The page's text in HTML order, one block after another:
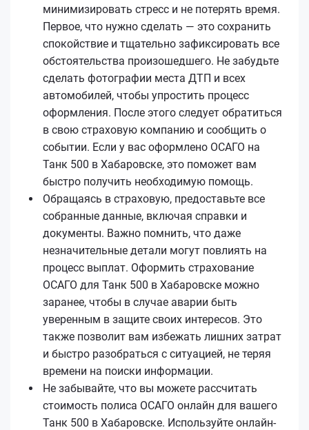
минимизировать стресс и не потерять время.
Первое, что нужно сделать — это сохранить
спокойствие и тщательно зафиксировать все
обстоятельства произошедшего. Не забудьте
сделать фотографии места ДТП и всех
автомобилей, чтобы упростить процесс
оформления. После этого следует обратиться
в свою страховую компанию и сообщить о
событии. Если у вас оформлено ОСАГО на
Танк 500 в Хабаровске, это поможет вам
быстро получить необходимую помощь.
Обращаясь в страховую, предоставьте все
собранные данные, включая справки и
документы. Важно помнить, что даже
незначительные детали могут повлиять на
процесс выплат. Оформить страхование
ОСАГО для Танк 500 в Хабаровске можно
заранее, чтобы в случае аварии быть
уверенным в защите своих интересов. Это
также позволит вам избежать лишних затрат
и быстро разобраться с ситуацией, не теряя
времени на поиски информации.
Не забывайте, что вы можете рассчитать
стоимость полиса ОСАГО онлайн для вашего
Танк 500 в Хабаровске. Используйте онлайн-